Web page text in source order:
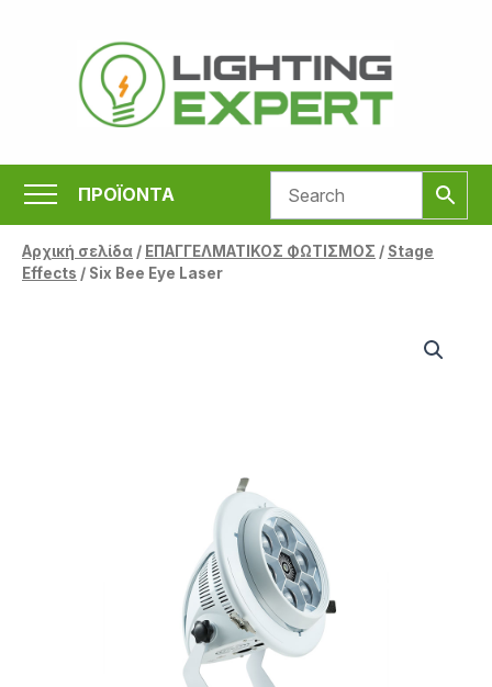
περιεχόμενο
ΠΡΟΪΟΝΤΑ
Αρχική σελίδα/ ΕΠΑΓΓΕΛΜΑΤΙΚΟΣ ΦΩΤΙΣΜΟΣ / Stage
Effects / Six Bee Eye Laser